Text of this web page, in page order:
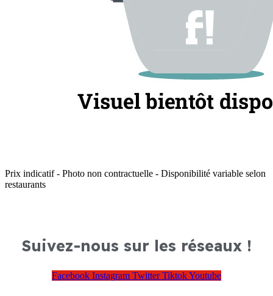
Prix indicatif - Photo non contractuelle - Disponibilité variable selon
restaurants
Suivez-nous sur les réseaux !
Facebook Instagram Twitter TiktokYoutube